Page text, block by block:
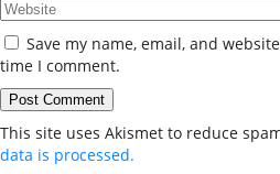
Save my name, email, and
time I comment.
This site uses Akismet to reduce
data is processed.